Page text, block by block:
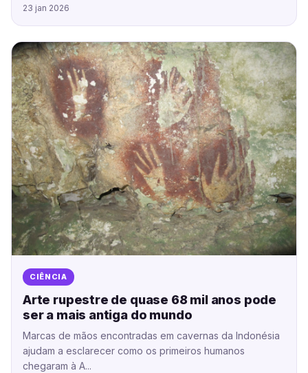
23 jan 2026
CIÊNCIA
Arte rupestre de quase 68 mil anos pode
ser a mais antiga do mundo
Marcas de mãos encontradas em cavernas da Indonésia
ajudam a esclarecer como os primeiros humanos
chegaram à A...